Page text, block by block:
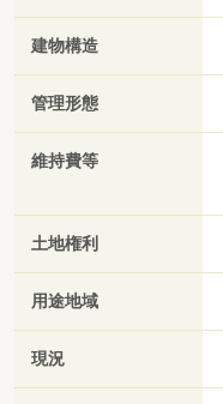
建物構造
管理形態
維持費等
土地権利
用途地域
現況